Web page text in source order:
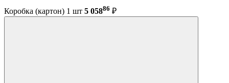
Коробка (картон) 1 шт 5 05886 ₽